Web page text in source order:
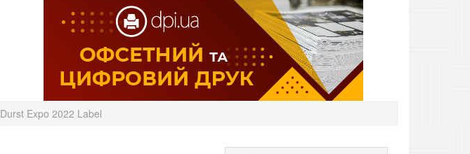
Durst Expo 2022 Label